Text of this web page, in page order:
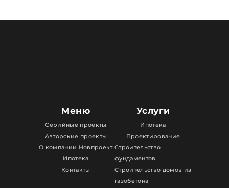
Статьи
Меню
Серийные проекты
Авторские проекты
О компании Новпроект
Ипотека
Контакты
Услуги
Ипотека
Проектирование
Строительство
фундаментов
Строительство домов из
газобетона